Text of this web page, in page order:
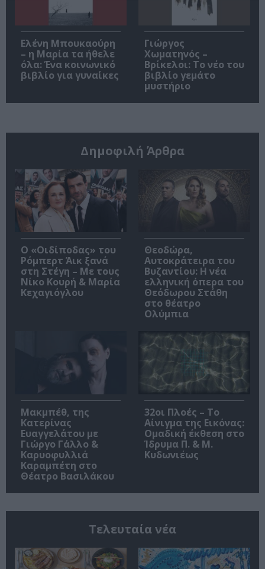
Ελένη Μπουκαούρη
– η Μαρία τα ήθελε
όλα: Ένα κοινωνικό
βιβλίο για γυναίκες
Γιώργος
Χωματηνός –
Βρίκελοι: Το νέο του
βιβλίο γεμάτο
μυστήριο
Δημοφιλή Άρθρα
O «Οιδίποδας» του
Ρόμπερτ Άικ ξανά
στη Στέγη – Με τους
Νίκο Κουρή & Μαρία
Κεχαγιόγλου
Θεοδώρα,
Αυτοκράτειρα του
Βυζαντίου: Η νέα
ελληνική όπερα του
Θεόδωρου Στάθη
στο θέατρο
Ολύμπια
Μακμπέθ, της
Κατερίνας
Ευαγγελάτου με
Γιώργο Γάλλο &
Καρυοφυλλιά
Καραμπέτη στο
Θέατρο Βασιλάκου
32οι Πλοές – Το
Αίνιγμα της Εικόνας:
Ομαδική έκθεση στο
Ίδρυμα Π. & Μ.
Κυδωνιέως
Τελευταία νέα